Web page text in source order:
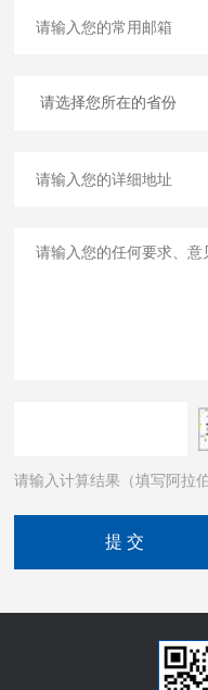
请输入计算结果（填写阿拉